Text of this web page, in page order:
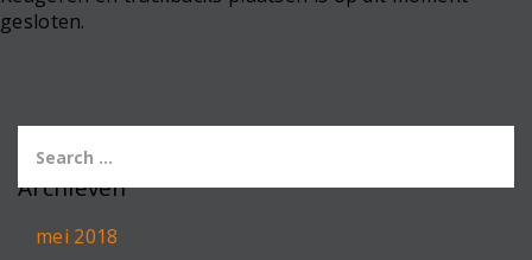
gesloten.
Archieven
mei 2018